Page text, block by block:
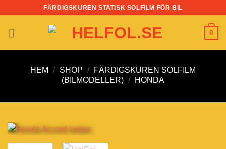
content
FÄRDIGSKUREN STATISK SOLFILM FÖR BIL
0
HEM / SHOP /
FÄRDIGSKUREN SOLFILM
(BILMODELLER) / HONDA